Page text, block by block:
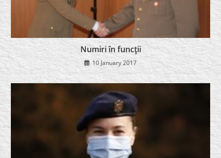
Numiri în funcţii
10 January 2017